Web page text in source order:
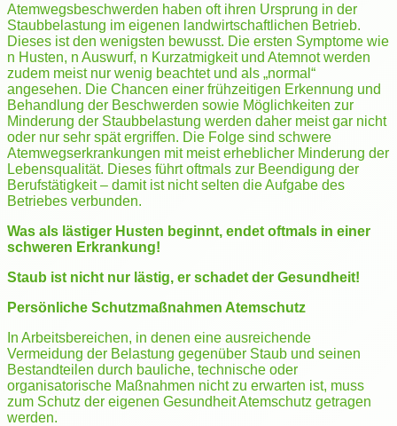
Atemwegsbeschwerden haben oft ihren Ursprung in der
Staubbelastung im eigenen landwirtschaftlichen Betrieb.
Dieses ist den wenigsten bewusst. Die ersten Symptome wie
n Husten, n Auswurf, n Kurzatmigkeit und Atemnot werden
zudem meist nur wenig beachtet und als „normal“
angesehen. Die Chancen einer frühzeitigen Erkennung und
Behandlung der Beschwerden sowie Möglichkeiten zur
Minderung der Staubbelastung werden daher meist gar nicht
oder nur sehr spät ergriffen. Die Folge sind schwere
Atemwegserkrankungen mit meist erheblicher Minderung der
Lebensqualität. Dieses führt oftmals zur Beendigung der
Berufstätigkeit – damit ist nicht selten die Aufgabe des
Betriebes verbunden.
Was als lästiger Husten beginnt, endet oftmals in einer
schweren Erkrankung!
Staub ist nicht nur lästig, er schadet der Gesundheit!
Persönliche Schutzmaßnahmen Atemschutz
In Arbeitsbereichen, in denen eine ausreichende
Vermeidung der Belastung gegenüber Staub und seinen
Bestandteilen durch bauliche, technische oder
organisatorische Maßnahmen nicht zu erwarten ist, muss
zum Schutz der eigenen Gesundheit Atemschutz getragen
werden.